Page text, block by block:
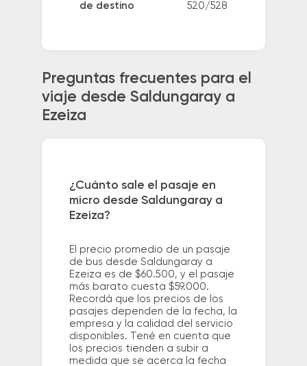
de destino
520/528
Preguntas frecuentes para el
viaje desde Saldungaray a
Ezeiza
¿Cuánto sale el pasaje en
micro desde Saldungaray a
Ezeiza?
El precio promedio de un pasaje
de bus desde Saldungaray a
Ezeiza es de $60.500, y el pasaje
más barato cuesta $59.000.
Recordá que los precios de los
pasajes dependen de la fecha, la
empresa y la calidad del servicio
disponibles. Tené en cuenta que
los precios tienden a subir a
medida que se acerca la fecha